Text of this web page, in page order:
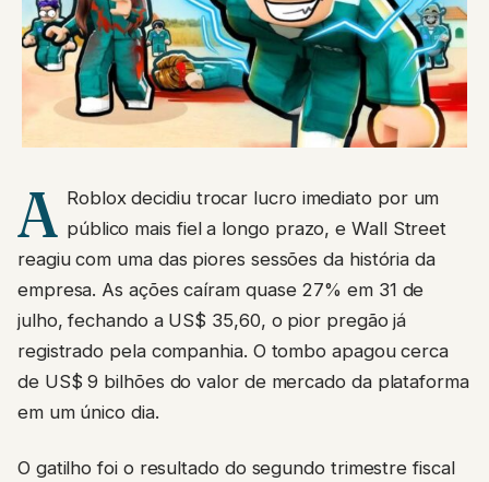
A Roblox decidiu trocar lucro imediato por um
público mais fiel a longo prazo, e Wall Street
reagiu com uma das piores sessões da história da
empresa. As ações caíram quase 27% em 31 de
julho, fechando a US$ 35,60, o pior pregão já
registrado pela companhia. O tombo apagou cerca
de US$ 9 bilhões do valor de mercado da plataforma
em um único dia.
O gatilho foi o resultado do segundo trimestre fiscal